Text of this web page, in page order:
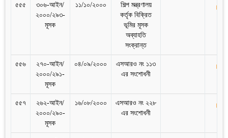
৫৫৫
৩০৬-আইন/
২০০০/২৯৩-
মূসক
১১/১০/২০০০
শিল্প মন্ত্রণালয়
কর্তৃক বিক্রিত
ভূমির মূসক
অব্যাহতি
সংক্রান্ত
৫৫৬
২৭০-আইন/
২০০০/২৯১-
মূসক
০৪/০৯/২০০০
এসআরও নং ১১৩
এর সংশোধনী
৫৫৭
২৬২-আইন/
২০০০/২৯০-
মূসক
১৬/০৮/২০০০
এসআরও নং ২২৮
এর সংশোধনী